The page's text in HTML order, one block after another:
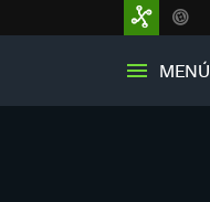
MENÚ